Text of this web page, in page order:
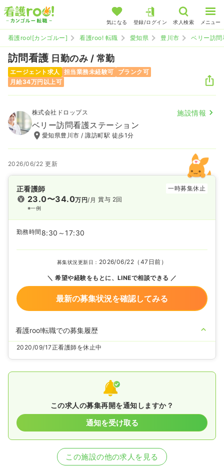
気になる 登録/ログイン 求人検索 メニュー
看護roo![カンゴルー] 看護roo! 転職 愛知県 豊川市 ベリー訪
訪問看護 日勤のみ / 常勤
エージェント求人 担当業務未経験可
ブランク可
月給34万円以上可
株式会社ドロップス 施設情報
ベリー訪問看護ステーション
愛知県豊川市 / 諏訪町駅 徒歩1分
2026/06/22 更新
正看護師 一時募集休止
23.0〜34.0万円/月
※一例
賞与 2回
勤務時間 8:30～17:30
募集状況更新日： 2026/06/22（47日前）
希望や経験をもとに、LINEで相談できる
最新の募集状況を確認してみる
看護roo!転職での募集履歴
2020/09/17正看護師を休止中
この求人の募集再開を通知しますか？
通知を受け取る
この施設の他の求人を見る